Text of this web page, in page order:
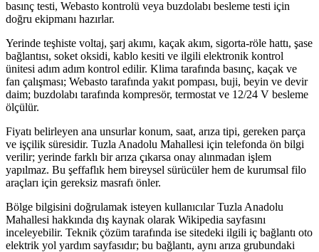
basınç testi, Webasto kontrolü veya buzdolabı besleme testi için
doğru ekipmanı hazırlar.
Yerinde teşhiste voltaj, şarj akımı, kaçak akım, sigorta-röle hattı, şase
bağlantısı, soket oksidi, kablo kesiti ve ilgili elektronik kontrol
ünitesi adım adım kontrol edilir. Klima tarafında basınç, kaçak ve
fan çalışması; Webasto tarafında yakıt pompası, buji, beyin ve devir
daim; buzdolabı tarafında kompresör, termostat ve 12/24 V besleme
ölçülür.
Fiyatı belirleyen ana unsurlar konum, saat, arıza tipi, gereken parça
ve işçilik süresidir. Tuzla Anadolu Mahallesi için telefonda ön bilgi
verilir; yerinde farklı bir arıza çıkarsa onay alınmadan işlem
yapılmaz. Bu şeffaflık hem bireysel sürücüler hem de kurumsal filo
araçları için gereksiz masrafı önler.
Bölge bilgisini doğrulamak isteyen kullanıcılar Tuzla Anadolu
Mahallesi hakkında dış kaynak olarak Wikipedia sayfasını
inceleyebilir. Teknik çözüm tarafında ise sitedeki ilgili iç bağlantı oto
elektrik yol yardım sayfasıdır; bu bağlantı, aynı arıza grubundaki